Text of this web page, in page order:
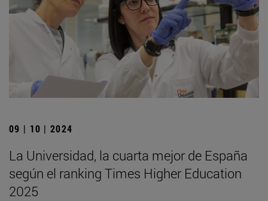
09 | 10 | 2024
La Universidad, la cuarta mejor de España
según el ranking Times Higher Education
2025